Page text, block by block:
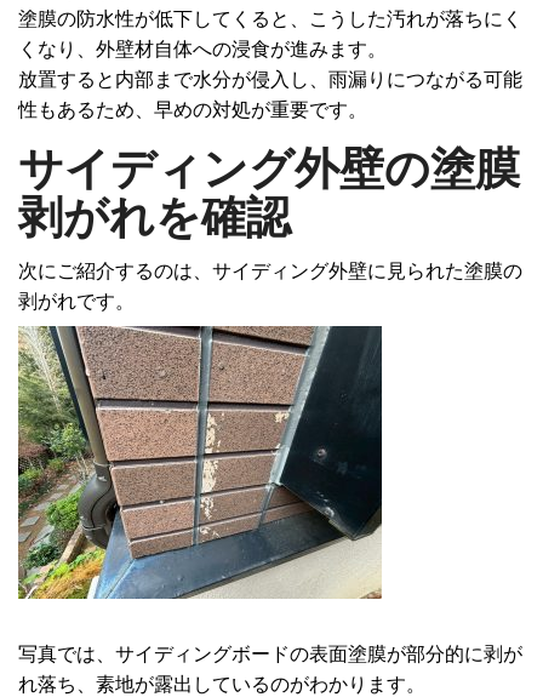
塗膜の防水性が低下してくると、こうした汚れが落ちにく
くなり、外壁材自体への浸食が進みます。
放置すると内部まで水分が侵入し、 雨漏り につながる可能
性もあるため、早めの対処が重要です。
サイディング外壁の塗膜
剥がれを確認
次にご紹介するのは、 サイディング外壁に見られた塗膜の
剥がれです。
写真では、サイディングボードの表面塗膜が部分的に剥が
れ落ち、素地が露出しているのがわかります。